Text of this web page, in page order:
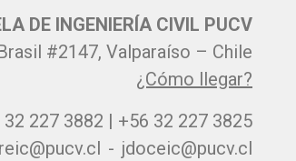
DE INGENIERÍA CIVIL PUCV
#2147, Valparaíso – Chile
¿Cómo llegar?
32 227 3882 | +56 32 227 3825
- jdoceic@pucv.cl